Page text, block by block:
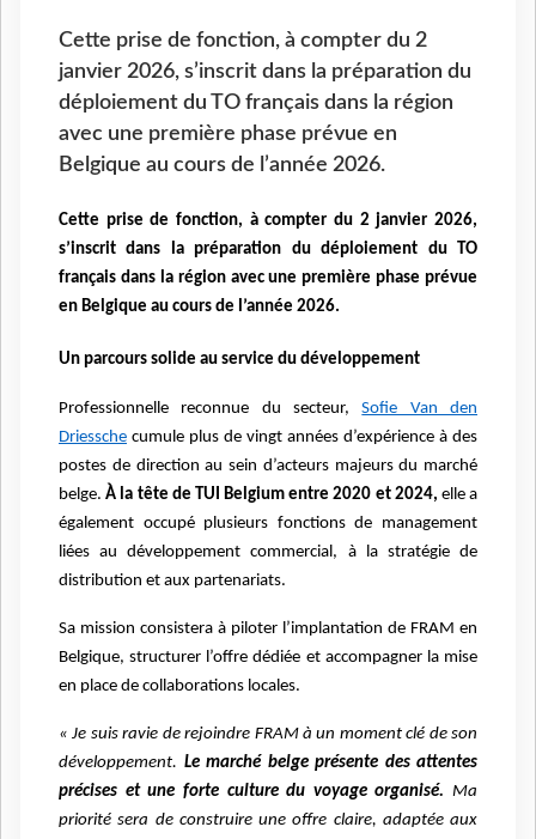
Cette prise de fonction, à compter du 2
janvier 2026, s’inscrit dans la préparation du
déploiement du TO français dans la région
avec une première phase prévue en
Belgique au cours de l’année 2026.
Cette prise de fonction, à compter du 2 janvier 2026,
s’inscrit dans la préparation du déploiement du TO
français dans la région avec une première phase prévue
en Belgique au cours de l’année 2026.
Un parcours solide au service du développement
Professionnelle reconnue du secteur,Sofie Van den
Driessche cumule plus de vingt années d’expérience à des
postes de direction au sein d’acteurs majeurs du marché
belge.À la tête de TUI Belgium entre 2020 et 2024, elle a
également occupé plusieurs fonctions de management
liées au développement commercial, à la stratégie de
distribution et aux partenariats.
Sa mission consistera à piloter l’implantation de FRAM en
Belgique, structurer l’offre dédiée et accompagner la mise
en place de collaborations locales.
« Je suis ravie de rejoindre FRAM à un moment clé de son
développement. Le marché belge présente des attentes
précises et une forte culture du voyage organisé. Ma
priorité sera de construire une offre claire, adaptée aux